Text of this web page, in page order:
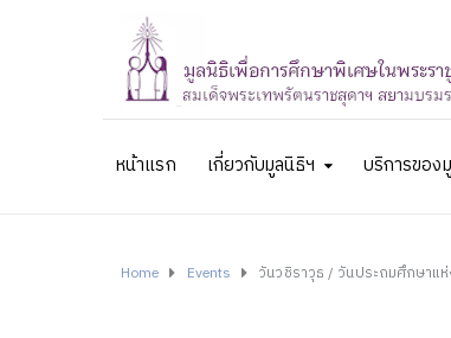
หน้าแรก เกี่ยวกับมูลนิธิฯ บริการของ
Home Events วันวชิราวุธ / วันประถมศึกษาแ